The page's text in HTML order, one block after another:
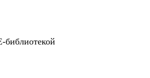
библиотекой